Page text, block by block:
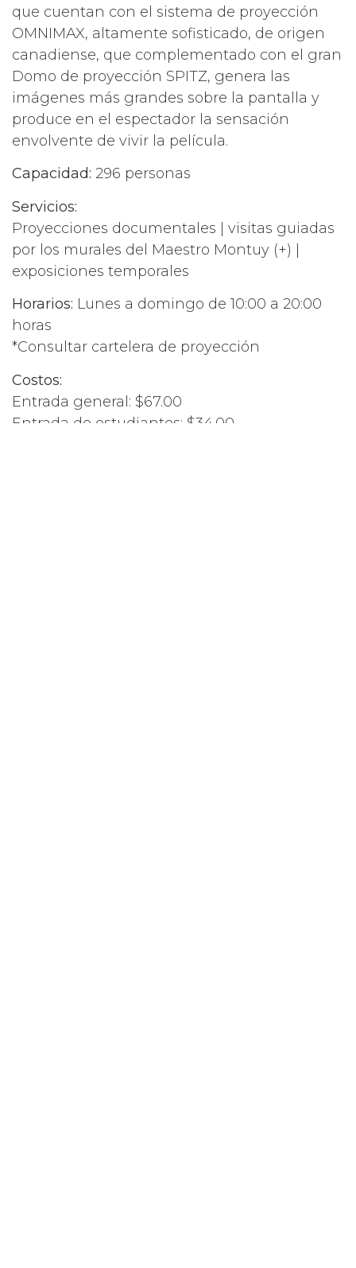
que cuentan con el sistema de proyección
OMNIMAX, altamente sofisticado, de origen
canadiense, que complementado con el gran
Domo de proyección SPITZ, genera las
imágenes más grandes sobre la pantalla y
produce en el espectador la sensación
envolvente de vivir la película.
Capacidad: 296 personas
Servicios:
Proyecciones documentales | visitas guiadas
por los murales del Maestro Montuy (+) |
exposiciones temporales
Horarios: Lunes a domingo de 10:00 a 20:00
horas
*Consultar cartelera de proyección
Costos:
Entrada general: $67.00
Entrada de estudiantes: $34.00